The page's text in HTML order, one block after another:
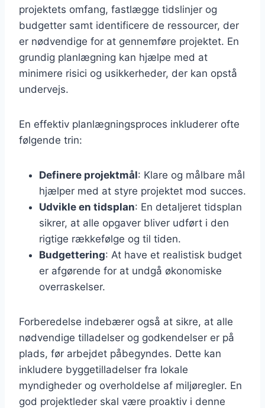
projektets omfang, fastlægge tidslinjer og
budgetter samt identificere de ressourcer, der
er nødvendige for at gennemføre projektet. En
grundig planlægning kan hjælpe med at
minimere risici og usikkerheder, der kan opstå
undervejs.
En effektiv planlægningsproces inkluderer ofte
følgende trin:
Definere projektmål: Klare og målbare mål
hjælper med at styre projektet mod succes.
Udvikle en tidsplan: En detaljeret tidsplan
sikrer, at alle opgaver bliver udført i den
rigtige rækkefølge og til tiden.
Budgettering: At have et realistisk budget
er afgørende for at undgå økonomiske
overraskelser.
Forberedelse indebærer også at sikre, at alle
nødvendige tilladelser og godkendelser er på
plads, før arbejdet påbegyndes. Dette kan
inkludere byggetilladelser fra lokale
myndigheder og overholdelse af miljøregler. En
god projektleder skal være proaktiv i denne